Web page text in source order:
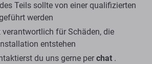
Teils sollte von einer qualifizierten
werden
für Schäden, die
entstehen
du uns gerne per chat .